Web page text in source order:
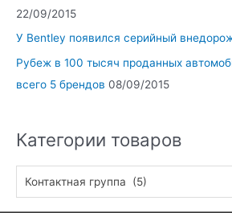
22/09/2015
У Bentley появился серийный
Рубеж в 100 тысяч проданных
всего 5 брендов 08/09/2015
Категории товаров
Контактная группа (5)